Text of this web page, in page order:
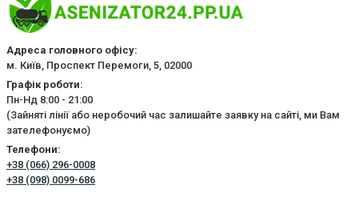
Адреса головного офісу:
м. Київ, Проспект Перемоги, 5, 02000
Графік роботи:
Пн-Нд 8:00 - 21:00
(Зайняті лінії або неробочий час залишайте заявку на сайті, ми Вам
зателефонуємо)
Телефони:
+38 (066) 296-0008
+38 (098) 0099-686